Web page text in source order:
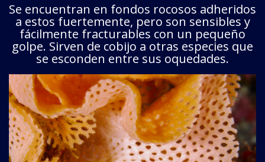
Se encuentran en fondos rocosos adheridos
a estos fuertemente, pero son sensibles y
fácilmente fracturables con un pequeño
golpe. Sirven de cobijo a otras especies que
se esconden entre sus oquedades.